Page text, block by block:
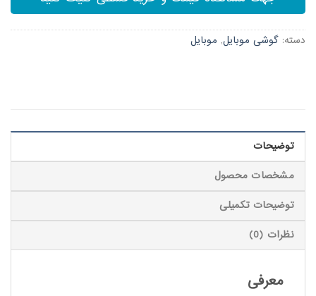
دسته: گوشی موبایل, موبایل
توضیحات
مشخصات محصول
توضیحات تکمیلی
نظرات (0)
معرفی